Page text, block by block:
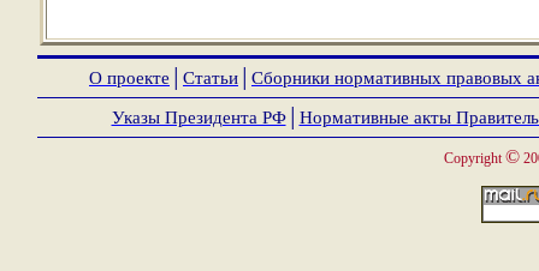
О проекте Статьи Сборники нормативных правовых
Указы Президента РФ│ Нормативные акты
Copyright ©